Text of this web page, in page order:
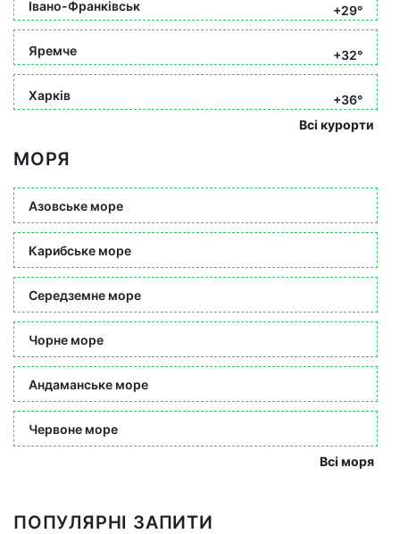
Івано-Франківськ +29°
Яремче +32°
Харків
+36°
Всі курорти
МОРЯ
Азовське море
Карибське море
Середземне море
Чорне море
Андаманське море
Червоне море
Всі моря
ПОПУЛЯРНІ ЗАПИТИ